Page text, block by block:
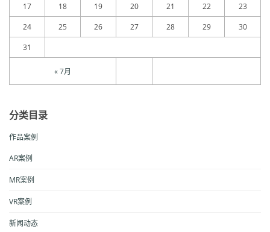
« 7月
17
18 19 20 21 22
23
24
25 26 27 28 29
30
31
分类目录
作品案例
AR案例
MR案例
VR案例
新闻动态